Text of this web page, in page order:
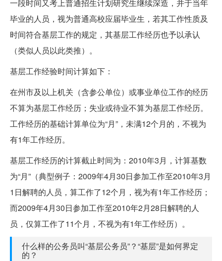
一段时间又考上普通招生计划研究生继续深造，并于当年
毕业的人员，视为普通高校应届毕业生，若其工作性质及
时间符合基层工作的规定，其基层工作经历也予以承认
（类似人员以此类推）。
基层工作经验时间计算如下：
在州市及以上机关（含参公单位）或事业单位工作的经历
不算为基层工作经历；失业或待业不算为基层工作经历。
工作经历的基础计算单位为“月”，未满12个月的，不视为
有1年工作经历。
基层工作经历的计算截止时间为：2010年3月，计算基数
为“月”（典型例子：2009年4月30日参加工作至2010年3月
1日解聘的人员，算工作了12个月，视为有1年工作经历；
而2009年4月30日参加工作至2010年2月28日解聘的人
员，仅算工作了11个月，不视为有1年工作经历）。
什么样的公务员叫“基层公务员”？“基层”是如何界定
的？